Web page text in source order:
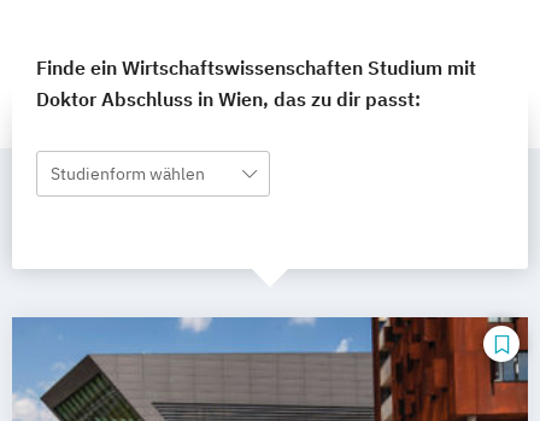
Finde ein Wirtschaftswissenschaften Studium mit
Doktor Abschluss in Wien, das zu dir passt:
Studienform wählen